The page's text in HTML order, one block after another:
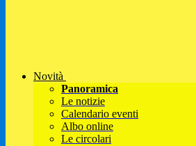
Novità
Panoramica
Le notizie
Calendario eventi
Albo online
Le circolari